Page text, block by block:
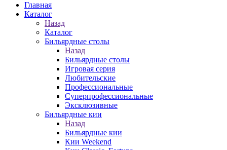
Главная
Каталог
Назад
Каталог
Бильярдные столы
Назад
Бильярдные столы
Игровая серия
Любительские
Профессиональные
Суперпрофессиональные
Эксклюзивные
Бильярдные кии
Назад
Бильярдные кии
Кии Weekend